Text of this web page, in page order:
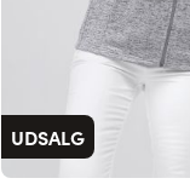
UDSALG